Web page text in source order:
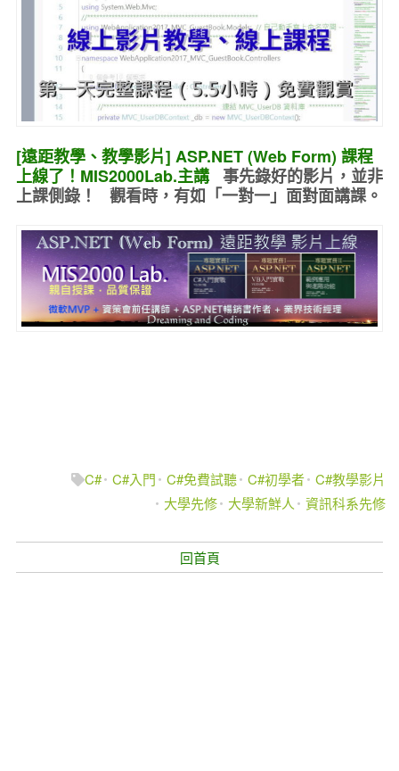
[遠距教學、教學影片] ASP.NET (Web Form) 課程
上線了！MIS2000Lab.主講 事先錄好的影片，並非
上課側錄！ 觀看時，有如 「一對一」面對面講課。
C# C#入門 C#免費試聽 C#初學者 C#教學影片
大學先修
大學新鮮人 資訊科系先修
回首頁